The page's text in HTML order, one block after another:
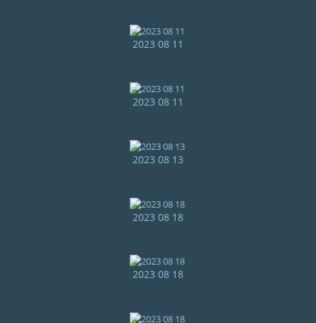
2023 08 11
2023 08 11
2023 08 13
2023 08 18
2023 08 18